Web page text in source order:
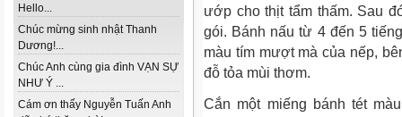
Hello...
Chúc mừng sinh nhật Thanh
Dương!...
Chúc Anh cùng gia đình VẠN SỰ
NHƯ Ý ...
Cám ơn thấy Nguyễn Tuấn Anh
ướp cho thịt tẩm thấm. Sau
gói. Bánh nấu từ 4 đến 5
màu tím mượt mà của nếp,
đỗ tỏa mùi thơm.
Cắn một miếng bánh tét